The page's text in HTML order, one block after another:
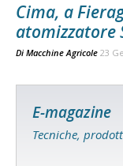
Cima, a
atomizzatore
Di Macchine Agricole 23
E-magazine
Tecniche,